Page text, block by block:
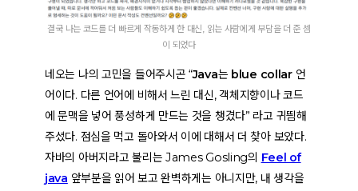
결국 나는 코드를 더 빠르게 작동하게 한 대신, 읽는 사람에게 부담을 더 준 셈
이 되었다
네오는 나의 고민을 들어주시곤 “Java는 blue collar 언
어이다. 다른 언어에 비해서 느린 대신, 객체지향이나 코드
에 문맥을 넣어 풍성하게 만드는 것을 챙겼다” 라고 귀띔해
주셨다. 점심을 먹고 돌아와서 이에 대해서 더 찾아 보았다.
자바의 아버지라고 불리는 James Gosling의 Feel of
java 앞부분을 읽어 보고 완벽하게는 아니지만, 내 생각을